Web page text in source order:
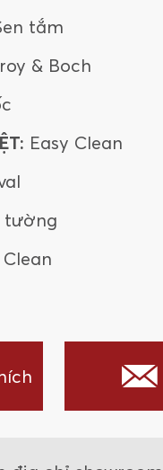
tắm
& Boch
Easy Clean
tường
Clean